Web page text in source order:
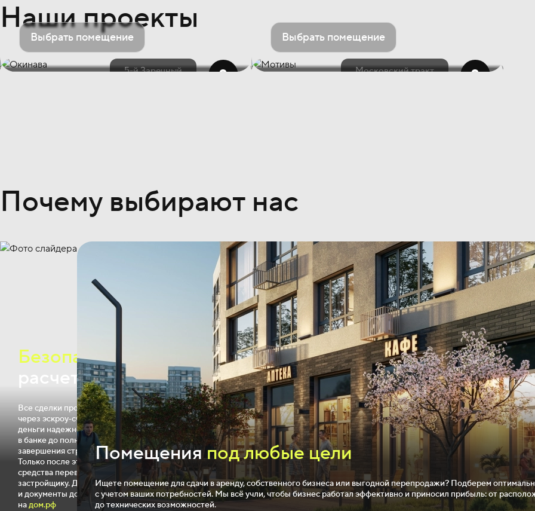
Наши проекты
5-й Заречный
Выбрать помещение
Московский тракт
Выбрать помещение
Почему выбирают нас
Безопасные
расчеты
Все сделки проходят
через эскроу‐счета — ваши
деньги надежно хранятся
в банке до полного
завершения строительства.
Только после этого
средства переводятся
застройщику. Декларации
и документы доступны
надом.рф
Помещенияпод любые цели
Ищете помещение для сдачи в аренду, собственного бизнеса или выгодной перепродажи? Подберем
с учетом ваших потребностей. Мы всё учли, чтобы бизнес работал эффективно и приносил прибыль: от
до технических возможностей.